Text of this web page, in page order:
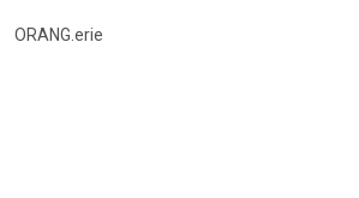
ORANG.erie